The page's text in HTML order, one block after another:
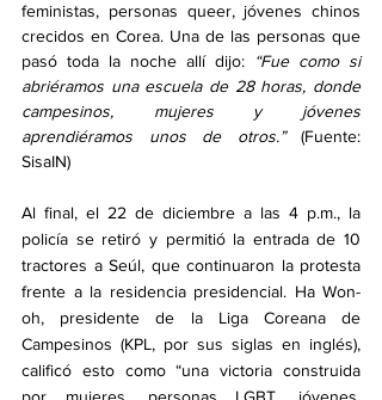
feministas, personas queer, jóvenes chinos
crecidos en Corea. Una de las personas que
pasó toda la noche allí dijo:
“Fue como si
abriéramos una escuela de 28 horas, donde
campesinos, mujeres y jóvenes
aprendiéramos unos de otros.” (Fuente:
SisaIN)
Al final, el 22 de diciembre a las 4 p.m., la
policía se retiró y permitió la entrada de 10
tractores a Seúl, que continuaron la protesta
frente a la residencia presidencial. Ha Won-
oh, presidente de la Liga Coreana de
Campesinos (KPL, por sus siglas en inglés),
calificó esto como “una victoria construida